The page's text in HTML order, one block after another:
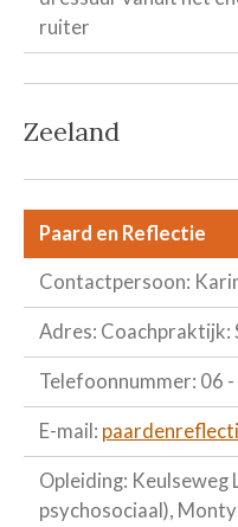
ruiter
Zeeland
Paard en Reflectie
Contactpersoon:
Adres: Coachpraktijk:
Telefoonnummer: 06
E-mail:
Opleiding: Keulseweg
psychosociaal),